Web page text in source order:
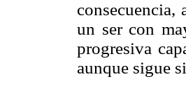
consecuencia,
un ser con
progresiva
aunque sigue